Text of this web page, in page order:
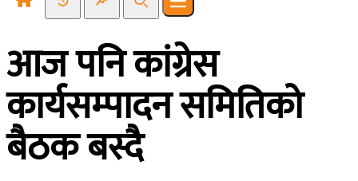
Recent NewsTrending News
SearchOpen main menu
आज पनि कांग्रेस
कार्यसम्पादन समितिको
बैठक बस्दै